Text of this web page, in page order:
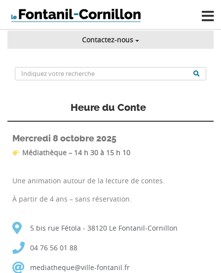
Contactez-nous
Heure du Conte
Mercredi 8 octobre 2025
Médiathèque – 14 h 30 à 15 h 10
Une animation autour de la lecture de contes.
À partir de 4 ans – sans réservation.
5 bis rue Fétola - 38120 Le Fontanil-Cornillon
04 76 56 01 88
mediatheque@ville-fontanil.fr